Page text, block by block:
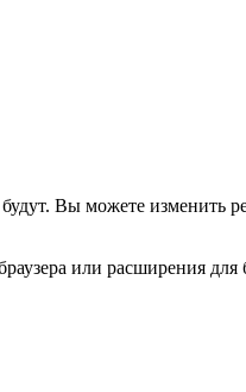
Вы можете изменить
или расширения